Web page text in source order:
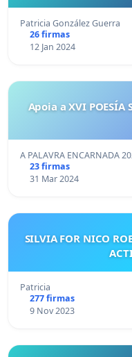
Patricia González Guerra
26 firmas
12 Jan 2024
Apoia a XVI POESÍA
A PALAVRA ENCARNADA
23 firmas
31 Mar 2024
SILVIA FOR NICO
Patricia
277 firmas
9 Nov 2023